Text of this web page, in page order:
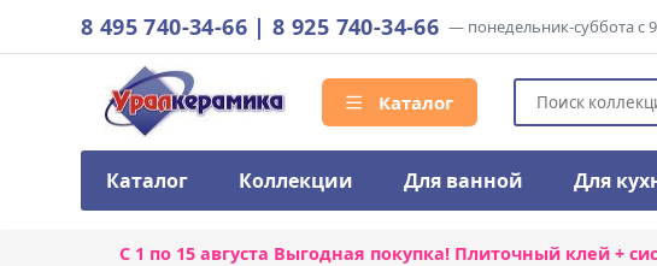
8 495 740-34-66 |8 925 740-34-66 — понедельник-суббота с
Каталог
Каталог Коллекции Для ванной Для
С 1 по 15 августа Выгодная покупка! Плиточный клей +